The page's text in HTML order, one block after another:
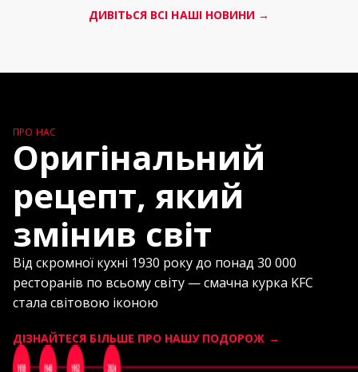
ДИВІТЬСЯ ВСІ НАШІ НОВИНИ →
ПРО НАС
Оригінальний
рецепт, який
змінив світ
Від скромної кухні 1930 року до понад 30 000
ресторанів по всьому світу — смачна курка KFC
стала світовою іконою
ДІЗНАЙТЕСЯ БІЛЬШЕ ПРО НАШУ ПОДОРОЖ →